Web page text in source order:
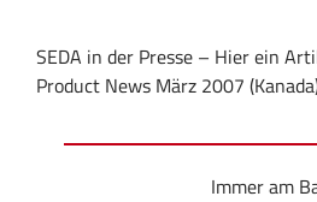
SEDA in der Presse – Hier ein
Product News März 2007
Immer am